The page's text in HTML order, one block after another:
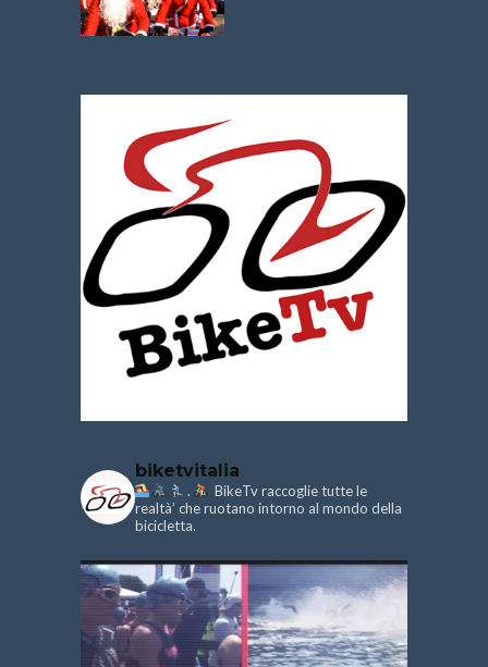
biketvitalia
.
BikeTv raccoglie tutte le
realtà’ che ruotano intorno al mondo della
bicicletta.